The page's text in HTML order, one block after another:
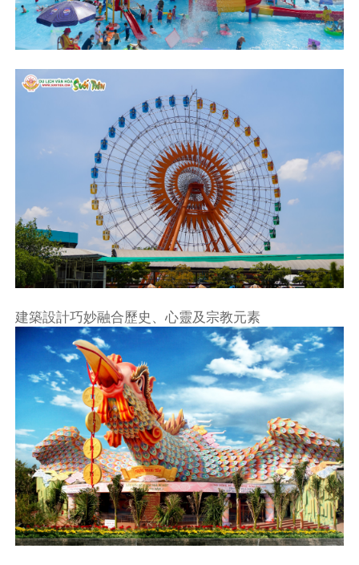
建築設計巧妙融合歷史、心靈及宗教元素